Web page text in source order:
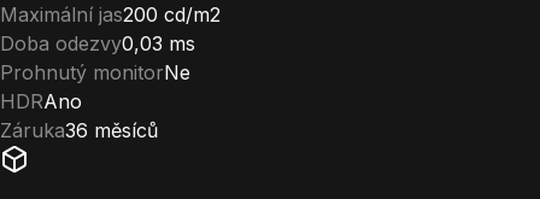
Maximální jas200 cd/m2
Doba odezvy0,03 ms
Prohnutý monitorNe
HDRAno
Záruka36 měsíců